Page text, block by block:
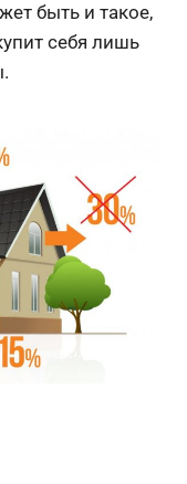
быть и такое,
себя лишь